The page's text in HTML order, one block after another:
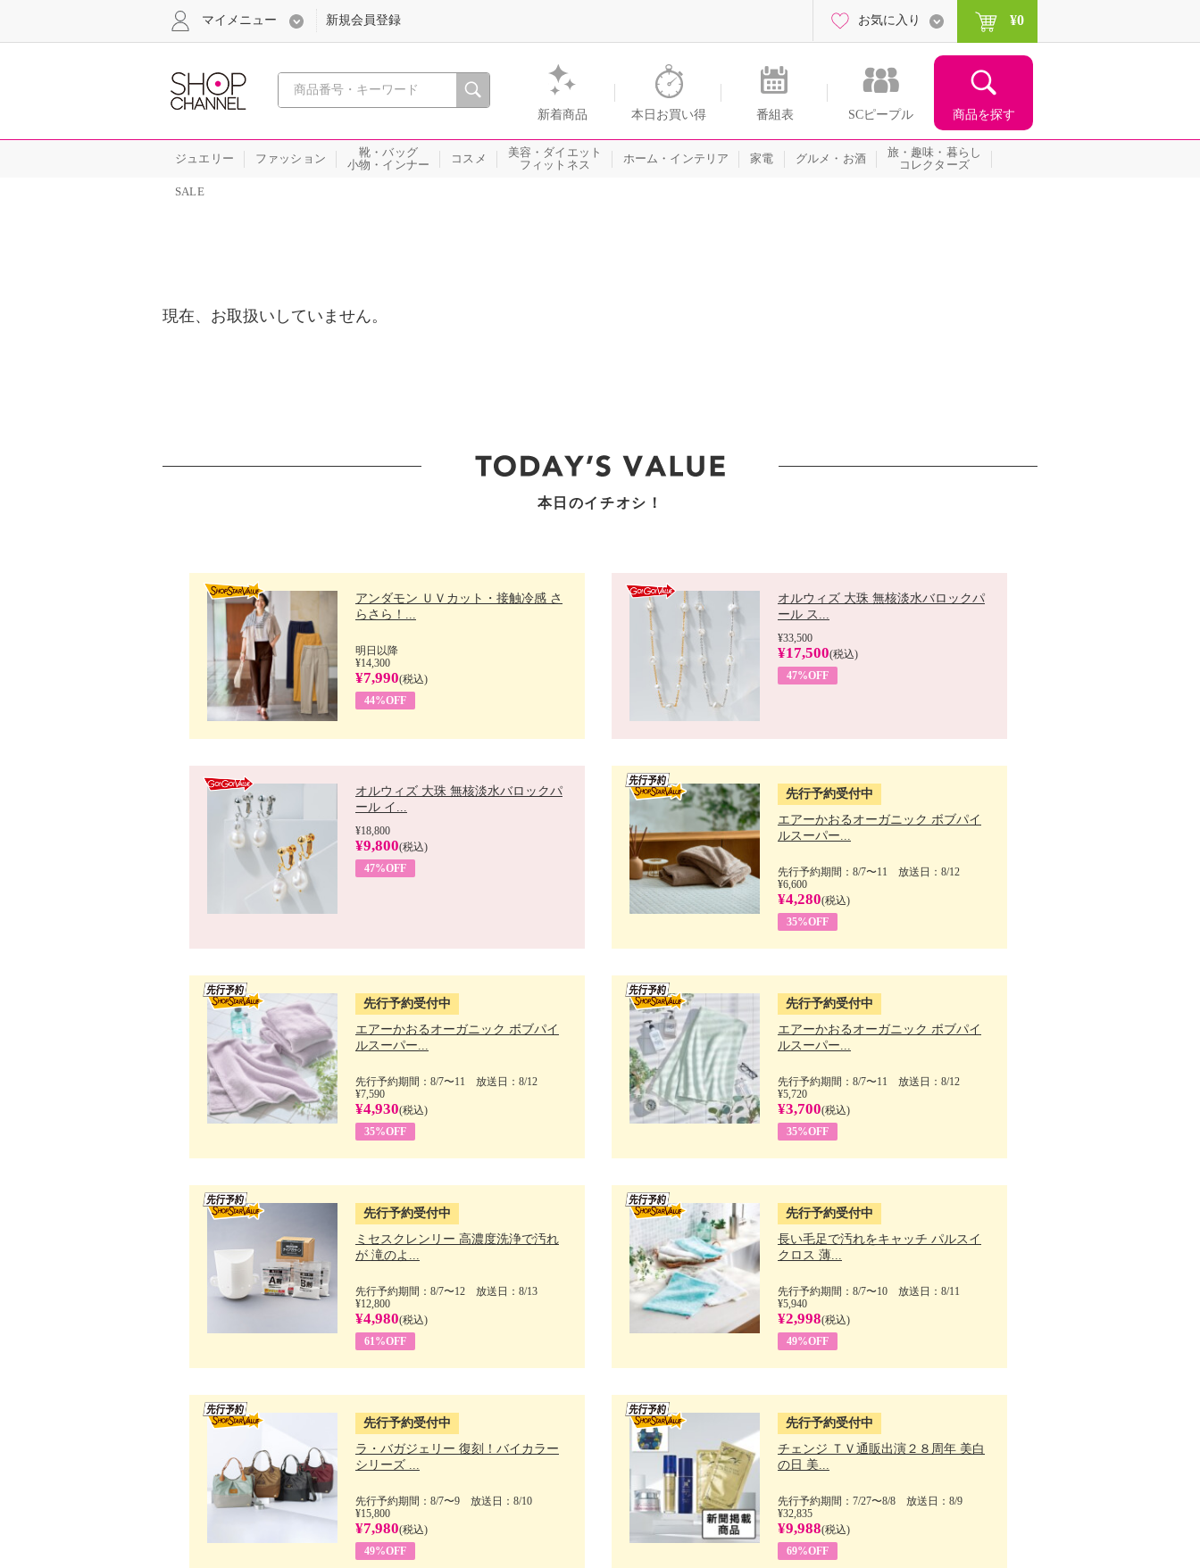
心おどる、瞬間を。通販・テレビショッピングのショップチャンネル
新着商品 本日お買い得 番組表 SCピープル 商品を探す
マイメニュー 新規会員登録 お気に入り ¥0
ジュエリー ファッション
靴・バッグ
小物・インナー
コスメ
美容・ダイエット
フィットネス
ホーム・インテリア 家電 グルメ・お酒
旅・趣味・暮らし
コレクターズ
SALE
現在、お取扱いしていません。
本日のイチオシ！
アンダモン ＵＶカット・接触冷感 さ
らさら！...
明日以降
¥14,300
¥7,990(税込)
44%OFF
オルウィズ 大珠 無核淡水バロックパ
ール ス...
¥33,500
¥17,500(税込)
47%OFF
オルウィズ 大珠 無核淡水バロックパ
ール イ...
¥18,800
¥9,800(税込)
47%OFF
先行予約受付中
エアーかおるオーガニック ボブパイ
ルスーパー...
先行予約期間：8/7〜11 放送日：8/12
¥6,600
¥4,280(税込)
35%OFF
先行予約受付中
エアーかおるオーガニック ボブパイ
ルスーパー...
先行予約期間：8/7〜11 放送日：8/12
¥7,590
¥4,930(税込)
35%OFF
先行予約受付中
エアーかおるオーガニック ボブパイ
ルスーパー...
先行予約期間：8/7〜11 放送日：8/12
¥5,720
¥3,700(税込)
35%OFF
先行予約受付中
ミセスクレンリー 高濃度洗浄で汚れ
が 滝のよ...
先行予約期間：8/7〜12 放送日：8/13
¥12,800
¥4,980(税込)
61%OFF
先行予約受付中
長い毛足で汚れをキャッチ パルスイ
クロス 薄...
先行予約期間：8/7〜10 放送日：8/11
¥5,940
¥2,998(税込)
49%OFF
先行予約受付中
ラ・バガジェリー 復刻！バイカラー
シリーズ ...
先行予約期間：8/7〜9 放送日：8/10
¥15,800
¥7,980(税込)
49%OFF
先行予約受付中
チェンジ ＴＶ通販出演２８周年 美白
の日 美...
先行予約期間：7/27〜8/8 放送日：8/9
¥32,835
¥9,988(税込)
69%OFF